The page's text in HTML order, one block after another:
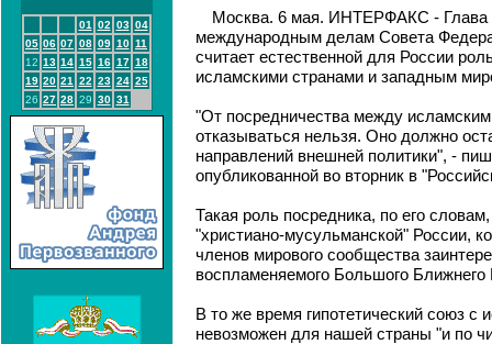
01 02 03 04
05 06 07 08 09 10 11
12 13 14 15 16 17 18
19 20 21 22 23 24 25
26 27 28 29 30 31
Москва. 6 мая. ИНТЕРФАКС - Глава
международным делам Совета
считает естественной для России
исламскими странами и западным
"От посредничества между
отказываться нельзя. Оно должно
направлений внешней политики", -
опубликованной во вторник в
Такая роль посредника, по его
"христиано-мусульманской" России,
членов мирового сообщества
воспламеняемого Большого Ближнего
В то же время гипотетический союз с
невозможен для нашей страны "и по